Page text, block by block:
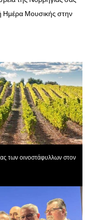
Μουσικής στην
των οινοστάφυλλων στον